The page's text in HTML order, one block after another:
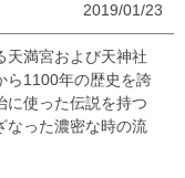
2019/01/23
天満宮および天神社
ら1100年の歴史を誇
に使った伝説を持つ
なった濃密な時の流